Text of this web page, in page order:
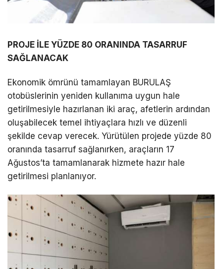
PROJE İLE YÜZDE 80 ORANINDA TASARRUF
SAĞLANACAK
Ekonomik ömrünü tamamlayan BURULAŞ
otobüslerinin yeniden kullanıma uygun hale
getirilmesiyle hazırlanan iki araç, afetlerin ardından
oluşabilecek temel ihtiyaçlara hızlı ve düzenli
şekilde cevap verecek. Yürütülen projede yüzde 80
oranında tasarruf sağlanırken, araçların 17
Ağustos’ta tamamlanarak hizmete hazır hale
getirilmesi planlanıyor.